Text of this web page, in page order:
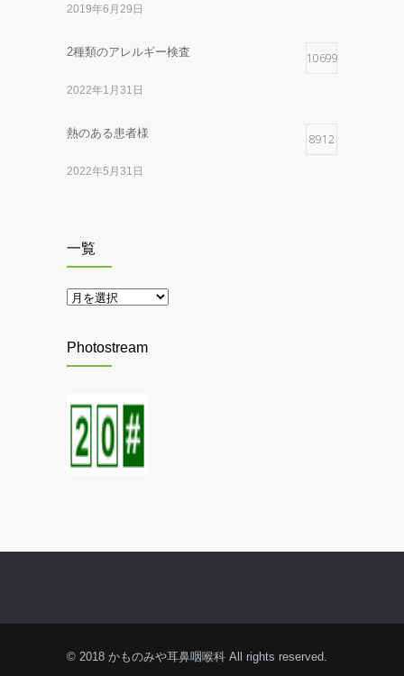
2025年12月17日
本の紹介
2025年5月26日
MIRO展
節分に鬼退治
2019年6月29日
2種類のアレルギー検査 10699
2022年1月31日
熱のある患者様 8912
2022年5月31日
2015年12月15日
41項目アレルギー検査
2015年9月16日
スターウォーズ展
5782
2016年1月22日
一覧
一
Photostream
© 2018 かものみや耳鼻咽喉科 All rights reserved.